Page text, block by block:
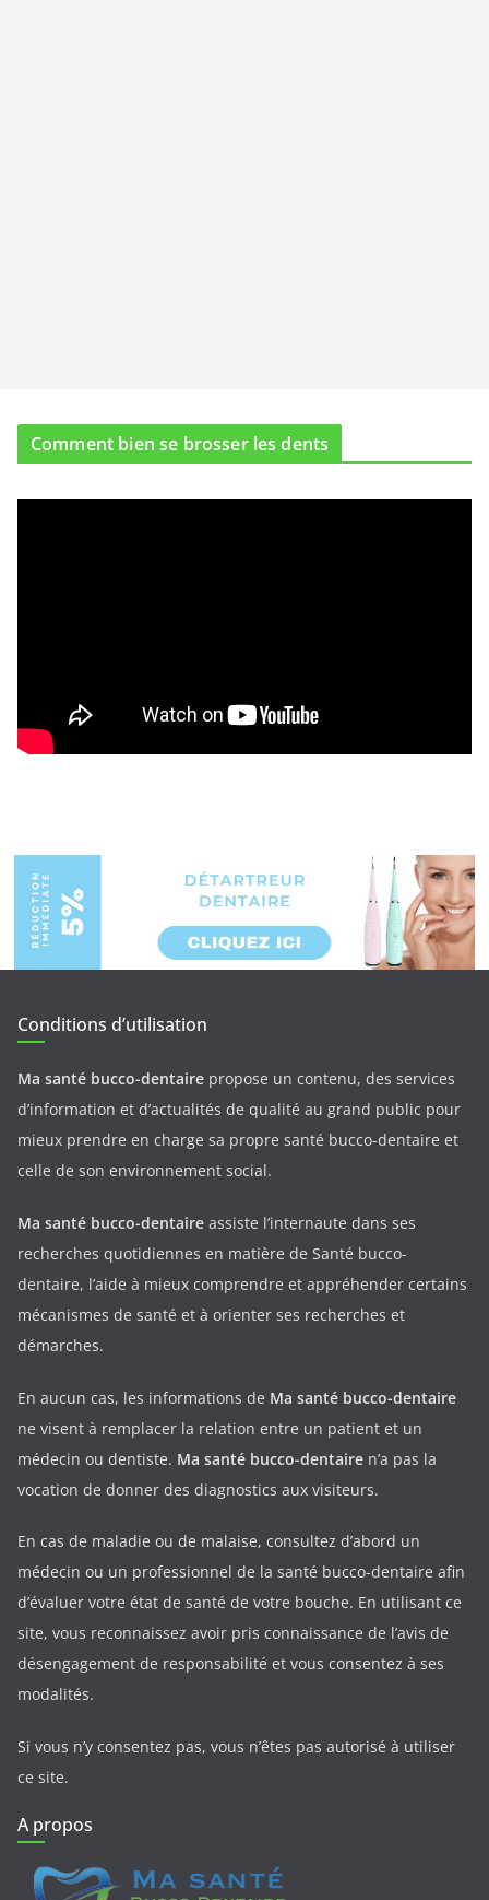
Comment bien se brosser les dents
Conditions d’utilisation
Ma santé bucco-dentaire propose un contenu, des services
d’information et d’actualités de qualité au grand public pour
mieux prendre en charge sa propre santé bucco-dentaire et
celle de son environnement social.
Ma santé bucco-dentaire assiste l’internaute dans ses
recherches quotidiennes en matière de Santé bucco-
dentaire, l’aide à mieux comprendre et appréhender certains
mécanismes de santé et à orienter ses recherches et
démarches.
En aucun cas, les informations de Ma santé bucco-dentaire
ne visent à remplacer la relation entre un patient et un
médecin ou dentiste. Ma santé bucco-dentaire n’a pas la
vocation de donner des diagnostics aux visiteurs.
En cas de maladie ou de malaise, consultez d’abord un
médecin ou un professionnel de la santé bucco-dentaire afin
d’évaluer votre état de santé de votre bouche. En utilisant ce
site, vous reconnaissez avoir pris connaissance de l’avis de
désengagement de responsabilité et vous consentez à ses
modalités.
Si vous n’y consentez pas, vous n’êtes pas autorisé à utiliser
ce site.
A propos